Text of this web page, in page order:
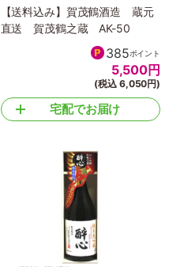
【送料込み】賀茂鶴酒造 蔵元
直送 賀茂鶴之蔵 AK-50
385ポイント
5,500円
(税込 6,050円)
宅配でお届け